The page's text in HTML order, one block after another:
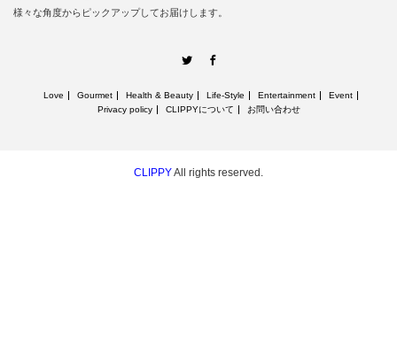
様々な角度からピックアップしてお届けします。
Twitter
Love Gourmet Health & Beauty Life‐Style Entertainment
Event
Privacy policy
CLIPPYについて お問い合わせ
CLIPPYAll rights reserved.